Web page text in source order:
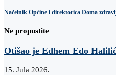
Načelnik Općine i direktorica Doma
Ne propustite
Otišao je Edhem Edo
15. Jula 2026.